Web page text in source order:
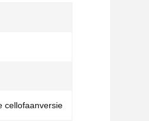
cellofaanversie